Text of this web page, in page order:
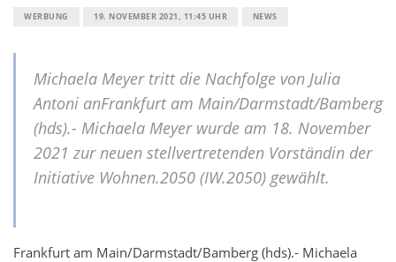
WERBUNG 19. NOVEMBER 2021, 11:45 UHR NEWS
Michaela Meyer tritt die Nachfolge von Julia
Antoni anFrankfurt am Main/Darmstadt/Bamberg
(hds).- Michaela Meyer wurde am 18. November
2021 zur neuen stellvertretenden Vorständin der
Initiative Wohnen.2050 (IW.2050) gewählt.
Frankfurt am Main/Darmstadt/Bamberg (hds).- Michaela